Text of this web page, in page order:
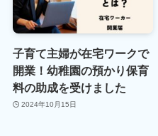
子育て主婦が在宅ワークで
開業！幼稚園の預かり保育
料の助成を受けました
2024年10月15日